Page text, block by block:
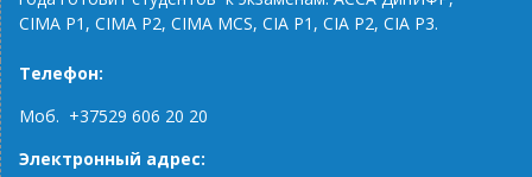
CIMA P1, CIMA P2, CIMA MCS, СIA P1, CIA P2, CIA P3.
Телефон:
Моб. +37529 606 20 20
Электронный адрес: